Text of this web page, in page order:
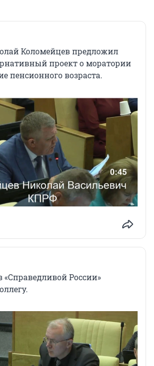
Коломейцев предложил
проект о моратории
пенсионного возраста.
России»